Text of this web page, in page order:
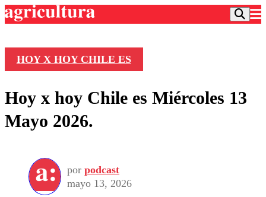
Frecuencias
Agricultura TV
Deportes
Motor
Otros Deportes
Dato Practico
Vida Social
Publicaciones en medios
HOY X HOY CHILE ES
Hoy x hoy Chile es Miércoles 13
Mayo 2026.
por podcast
mayo 13, 2026